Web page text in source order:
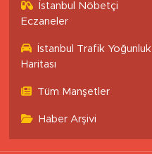
İstanbul Nöbetçi
Eczaneler
İstanbul Trafik Yoğunluk
Haritası
Tüm Manşetler
Haber Arşivi